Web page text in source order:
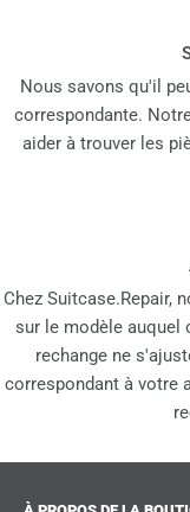
Nous savons qu'il
correspondante.
aider à trouver les
Chez Suitcase.Repair,
sur le modèle auquel
rechange ne
correspondant à votre